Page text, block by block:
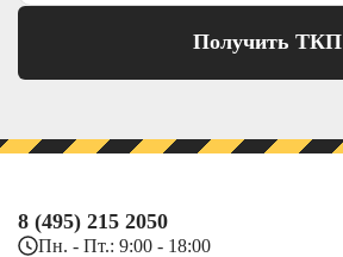
Получить ТКП
8 (495) 215 2050
Пн. - Пт.: 9:00 - 18:00